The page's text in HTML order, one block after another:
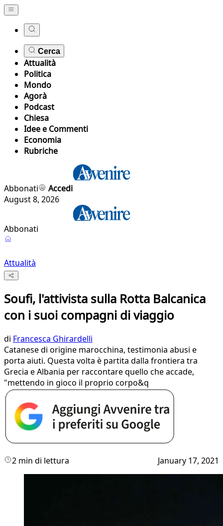
Cerca
Attualità
Politica
Mondo
Agorà
Podcast
Chiesa
Idee e Commenti
Economia
Rubriche
Abbonati
Accedi
August 8, 2026
Abbonati
Attualità
Soufi, l'attivista sulla Rotta Balcanica
con i suoi compagni di viaggio
di Francesca Ghirardelli
Catanese di origine marocchina, testimonia abusi e
porta aiuti. Questa volta è partita dalla frontiera tra
Grecia e Albania per raccontare quello che accade,
"mettendo in gioco il proprio corpo&q
2 min di lettura January 17, 2021